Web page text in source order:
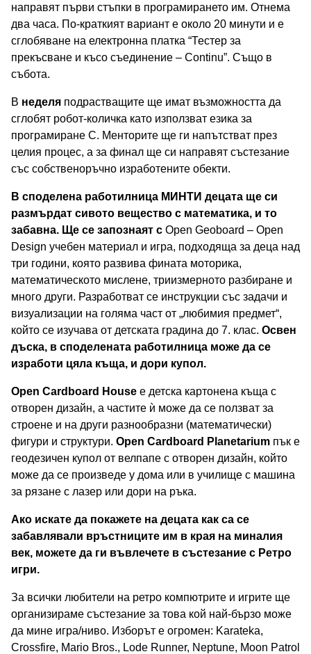
направят първи стъпки в програмирането им. Отнема
два часа. По-краткият вариант е около 20 минути и е
сглобяване на електронна платка “Тестер за
прекъсване и късо съединение – Continu”. Също в
събота.
В неделя подрастващите ще имат възможността да
сглобят робот-количка като използват езика за
програмиране С. Менторите ще ги напътстват през
целия процес, а за финал ще си направят състезание
със собственоръчно изработените обекти.
В споделена работилница МИНТИ децата ще си
размърдат сивото вещество с математика, и то
забавна. Ще се запознаят с Open Geoboard – Open
Design учебен материал и игра, подходяща за деца над
три години, която развива фината моторика,
математическото мислене, триизмерното разбиране и
много други. Разработват се инструкции със задачи и
визуализации на голяма част от „любимия предмет“,
който се изучава от детската градина до 7. клас. Освен
дъска, в споделената работилница може да се
изработи цяла къща, и дори купол.
Open Cardboard House е детска картонена къща с
отворен дизайн, а частите ѝ може да се ползват за
строене и на други разнообразни (математически)
фигури и структури. Open Cardboard Planetarium пък е
геодезичен купол от велпапе с отворен дизайн, който
може да се произведе у дома или в училище с машина
за рязане с лазер или дори на ръка.
Ако искате да покажете на децата как са се
забавлявали връстниците им в края на миналия
век, можете да ги въвлечете в състезание с Ретро
игри.
За всички любители на ретро компютрите и игрите ще
организираме състезание за това кой най-бързо може
да мине игра/ниво. Изборът е огромен: Karateka,
Crossfire, Mario Bros., Lode Runner, Neptune, Moon Patrol